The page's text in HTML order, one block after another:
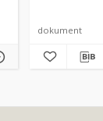
dokument